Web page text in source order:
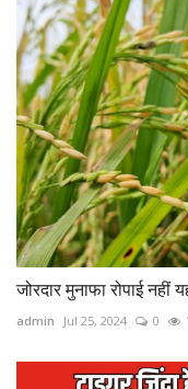
जोरदार मुनाफा रोपाई नहीं
admin Jul 25, 2024 0